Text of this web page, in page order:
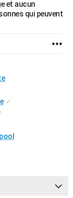
et aucun
qui peuvent
✓